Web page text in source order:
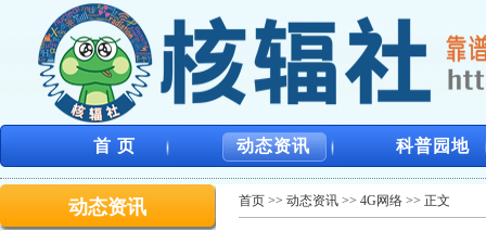
首 页 动态资讯 科普园地
动态资讯 首页 >> 动态资讯 >> 4G网络 >> 正文